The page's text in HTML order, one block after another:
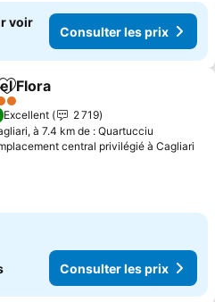
voir
Consulter les prix
Ajouter à mes favoris
Flora
Excellent
2 719
à 7.4 km de : Quartucciu
central privilégié à Cagliari
Consulter les prix